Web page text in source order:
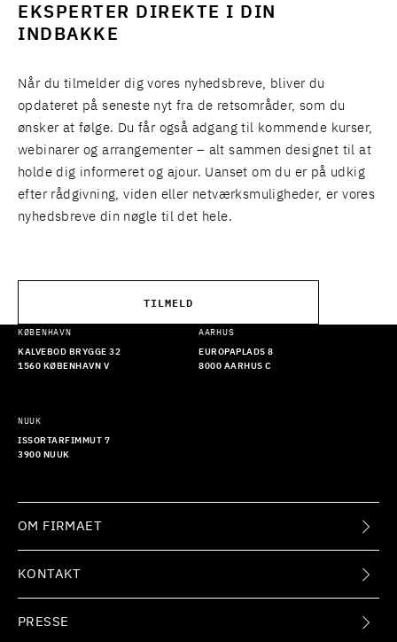
EKSPERTER DIREKTE I DIN
INDBAKKE
Når du tilmelder dig vores nyhedsbreve, bliver du
opdateret på seneste nyt fra de retsområder, som du
ønsker at følge. Du får også adgang til kommende kurser,
webinarer og arrangementer – alt sammen designet til at
holde dig informeret og ajour. Uanset om du er på udkig
efter rådgivning, viden eller netværksmuligheder, er vores
nyhedsbreve din nøgle til det hele.
TILMELD
KØBENHAVN
KALVEBOD BRYGGE 32
1560 KØBENHAVN V
AARHUS
EUROPAPLADS 8
8000 AARHUS C
NUUK
ISSORTARFIMMUT 7
3900 NUUK
OM FIRMAET
KONTAKT
PRESSE